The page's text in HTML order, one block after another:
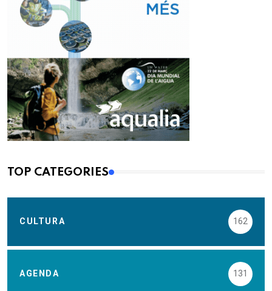
TOP CATEGORIES
CULTURA 162
AGENDA 131